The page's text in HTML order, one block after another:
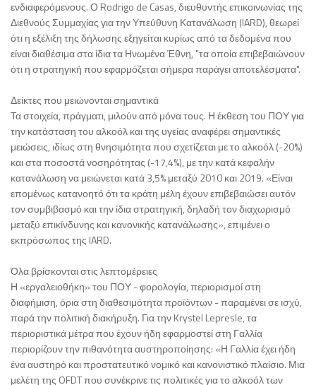
ενδιαφερόμενους. Ο Rodrigo de Casas, διευθυντής επικοινωνίας της
Διεθνούς Συμμαχίας για την Υπεύθυνη Κατανάλωση (IARD), θεωρεί
ότι η εξέλιξη της δήλωσης εξηγείται κυρίως από τα δεδομένα που
είναι διαθέσιμα στα ίδια τα Ηνωμένα Έθνη, "τα οποία επιβεβαιώνουν
ότι η στρατηγική που εφαρμόζεται σήμερα παράγει αποτελέσματα".
Δείκτες που μειώνονται σημαντικά
Τα στοιχεία, πράγματι, μιλούν από μόνα τους. Η έκθεση του ΠΟΥ για
την κατάσταση του αλκοόλ και της υγείας αναφέρει σημαντικές
μειώσεις, ιδίως στη θνησιμότητα που σχετίζεται με το αλκοόλ (-20%)
και στα ποσοστά νοσηρότητας (-17,4%), με την κατά κεφαλήν
κατανάλωση να μειώνεται κατά 3,5% μεταξύ 2010 και 2019. «Είναι
επομένως κατανοητό ότι τα κράτη μέλη έχουν επιβεβαιώσει αυτόν
τον συμβιβασμό και την ίδια στρατηγική, δηλαδή τον διαχωρισμό
μεταξύ επικίνδυνης και κανονικής κατανάλωσης», επιμένει ο
εκπρόσωπος της IARD.
Όλα βρίσκονται στις λεπτομέρειες
Η «εργαλειοθήκη» του ΠΟΥ - φορολογία, περιορισμοί στη
διαφήμιση, όρια στη διαθεσιμότητα προϊόντων - παραμένει σε ισχύ,
παρά την πολιτική διακήρυξη. Για την Krystel Lepresle, τα
περιοριστικά μέτρα που έχουν ήδη εφαρμοστεί στη Γαλλία
περιορίζουν την πιθανότητα αυστηροποίησης: «Η Γαλλία έχει ήδη
ένα αυστηρό και προστατευτικό νομικό και κανονιστικό πλαίσιο. Μια
μελέτη της OFDT που συνέκρινε τις πολιτικές για το αλκοόλ των